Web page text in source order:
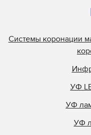
Системы коронации
УФ
УФ
УФ